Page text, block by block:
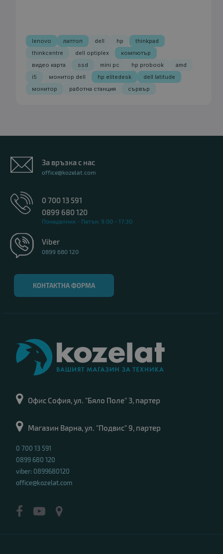
lenovo лаптоп dell hp
thinkpad
thinkcentre
dell optiplex
компютър
видео карта
ssd mini pc hp probook
amd
i5
монитор dell hp elitedesk
dell latitude
монитор
работна станция сървър
За връзка с нас
office@kozelat.com
0 700 13 591
0899 680 120
Понеделник - Петък: 9:00 - 17:30
Viber
0899 680 120
КОНТАКТНА ФОРМА
Офис София, ул. "Бяло Поле" 3, партер
Магазин Варна, ул. "Подвис" 9, партер
0 700 13 591
0899 680 120
viber: 0899680120
office@kozelat.com